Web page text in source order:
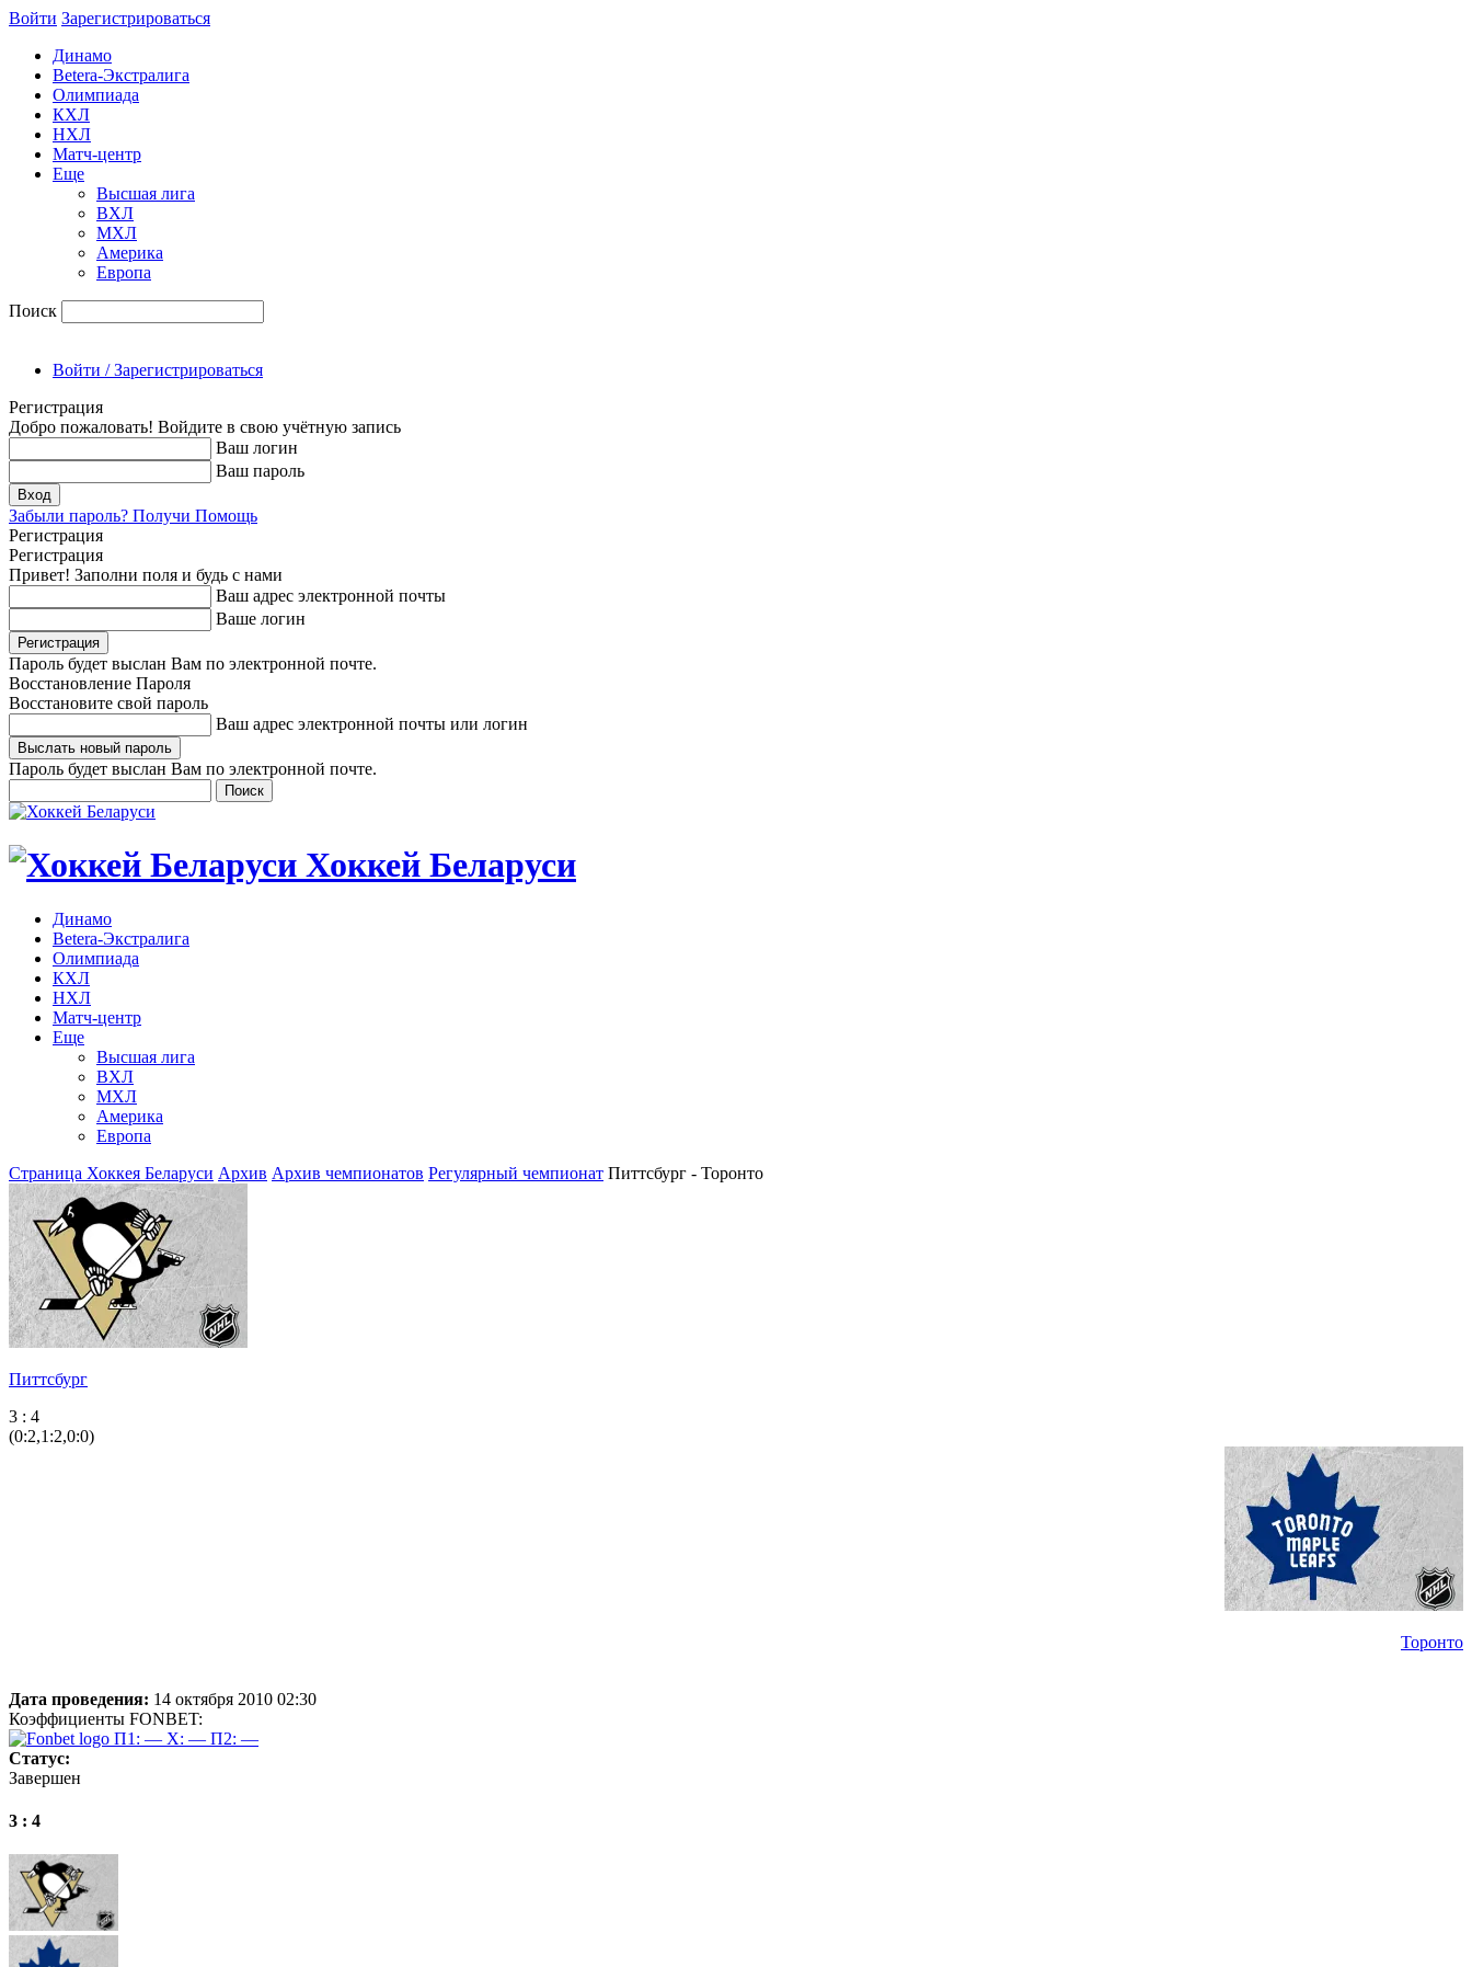
Войти Зарегиcтрироваться
Динамо
Betera-Экстралига
Олимпиада
КХЛ
НХЛ
Матч-центр
Еще
Высшая лига
ВХЛ
МХЛ
Америка
Европа
Поиск
Войти / Зарегистрироваться
Регистрация
Добро пожаловать! Войдите в свою учётную запись
Ваш логин
Ваш пароль
Забыли пароль? Получи Помощь
Регистрация
Регистрация
Привет! Заполни поля и будь с нами
Ваш адрес электронной почты
Ваше логин
Пароль будет выслан Вам по электронной почте.
Восстановление Пароля
Восстановите свой пароль
Ваш адрес электронной почты или логин
Пароль будет выслан Вам по электронной почте.
Хоккей Беларуси
Динамо
Betera-Экстралига
Олимпиада
КХЛ
НХЛ
Матч-центр
Еще
Высшая лига
ВХЛ
МХЛ
Америка
Европа
Страница Хоккея Беларуси Архив Архив чемпионатов Регулярный чемпионат Питтсбург - Торонто
Питтсбург
3 : 4
(0:2,1:2,0:0)
Торонто
Дата проведения: 14 октября 2010 02:30
Коэффициенты FONBET:
П1: — X: — П2: —
Статус:
Завершен
3 : 4